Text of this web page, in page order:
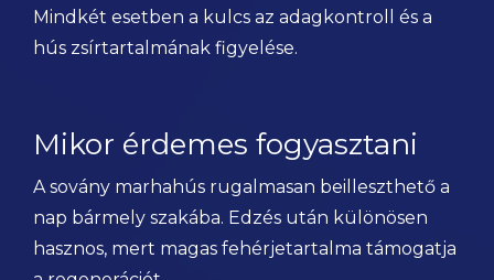
Mindkét esetben a kulcs az adagkontroll és a
hús zsírtartalmának figyelése.
Mikor érdemes fogyasztani
A sovány marhahús rugalmasan beilleszthető a
nap bármely szakába. Edzés után különösen
hasznos, mert magas fehérjetartalma támogatja